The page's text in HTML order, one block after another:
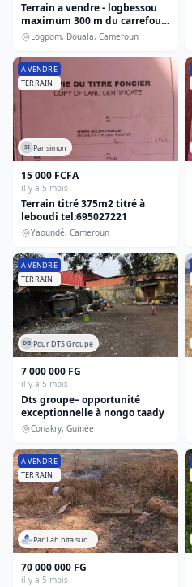
Terrain a vendre - logbessou
maximum 300 m du carrefour
logbessou a droite venant de
logpom.
Logpom, Douala, Cameroun
A VENDRE
TERRAIN
SI Par simon
15 000 FCFA
il y a 5 mois
Terrain titré 375m2 titré à
leboudi tel:695027221
Yaoundé, Cameroun
A VENDRE
TERRAIN
DG Pour DTS Groupe
7 000 000 FG
il y a 5 mois
Dts groupe– opportunité
exceptionnelle à nongo taady
Conakry, Guinée
A VENDRE
TERRAIN
Par Lah bita suo...
70 000 000 FG
il y a 5 mois